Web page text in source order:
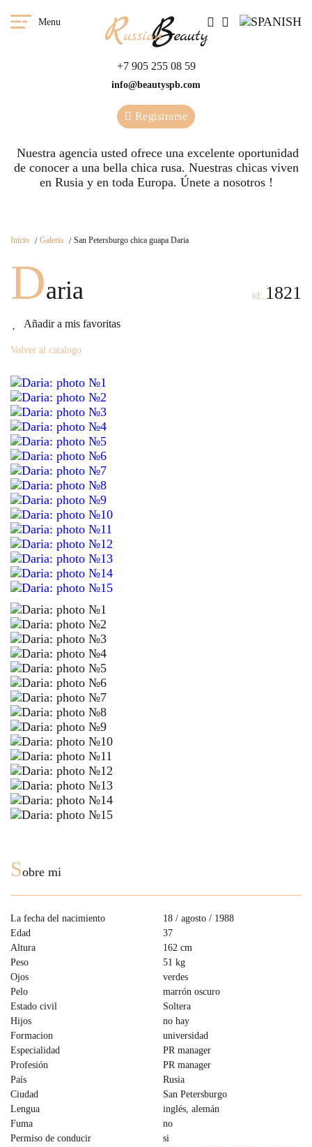
Menu
+7 905 255 08 59
info@beautyspb.com
Registrarse
Nuestra agencia usted ofrece una excelente oportunidad
de conocer a una bella chica rusa. Nuestras сhicas viven
en Rusia y en toda Europa. Únete a nosotros !
Inicio Galeria San Petersburgo chica guapa Daria
Daria
Añadir a mis favoritas
id: 1821
Volver al catalogo
Sobre mi
La fecha del nacimiento
18 / agosto / 1988
Edad
37
Altura
162 cm
Peso
51 kg
Ojos
verdes
Pelo
marrón oscuro
Estado civil
Soltera
Hijos
no hay
Formacion
universidad
Especialidad
PR manager
Profesión
PR manager
País
Rusia
Ciudad
San Petersburgo
Lengua
inglés, alemán
Fuma
no
Permiso de conducir
si